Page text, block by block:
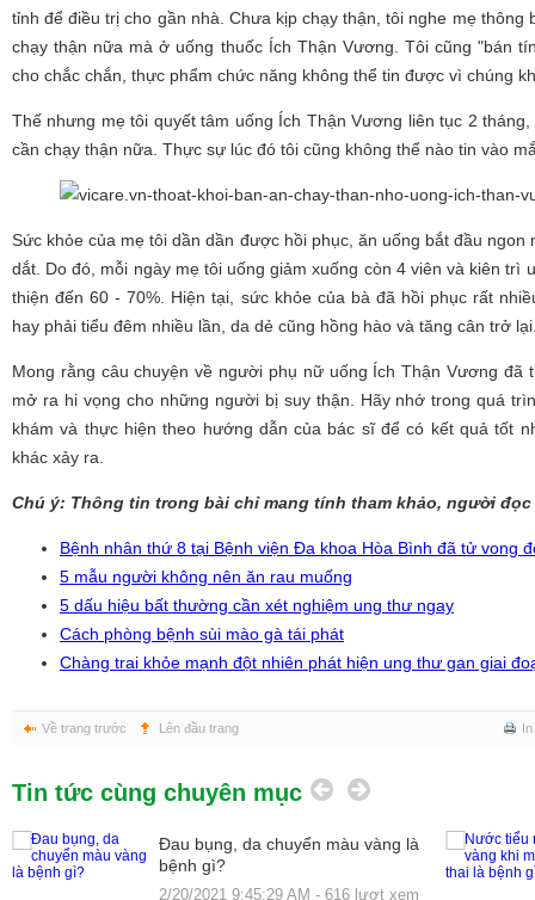
tỉnh để điều trị cho gần nhà. Chưa kịp chạy thận, tôi nghe mẹ
chạy thận nữa mà ở uống thuốc Ích Thận Vương. Tôi cũng "bán
cho chắc chắn, thực phẩm chức năng không thể tin được vì chúng
Thế nhưng mẹ tôi quyết tâm uống Ích Thận Vương liên tục 2
cần chạy thận nữa. Thực sự lúc đó tôi cũng không thể nào tin vào
Sức khỏe của mẹ tôi dần dần được hồi phục, ăn uống bắt đầu
dắt. Do đó, mỗi ngày mẹ tôi uống giảm xuống còn 4 viên và kiên
thiện đến 60 - 70%. Hiện tại, sức khỏe của bà đã hồi phục rất
hay phải tiểu đêm nhiều lần, da dẻ cũng hồng hào và tăng cân trở
Mong rằng câu chuyện về người phụ nữ uống Ích Thận Vương đã
mở ra hi vọng cho những người bị suy thận. Hãy nhớ trong quá
khám và thực hiện theo hướng dẫn của bác sĩ để có kết quả tốt
khác xảy ra.
Chú ý: Thông tin trong bài chỉ mang tính tham khảo, người
Bệnh nhân thứ 8 tại Bệnh viện Đa khoa Hòa Bình đã tử vong
5 mẫu người không nên ăn rau muống
5 dấu hiệu bất thường cần xét nghiệm ung thư ngay
Cách phòng bệnh sùi mào gà tái phát
Chàng trai khỏe mạnh đột nhiên phát hiện ung thư gan giai
Về trang trước Lên đầu trang
Tin tức cùng chuyên mục
vàng là
Nước tiểu màu vàng khi mang thai là
2/20/2021 9:45:29 AM - 596 lượt xem